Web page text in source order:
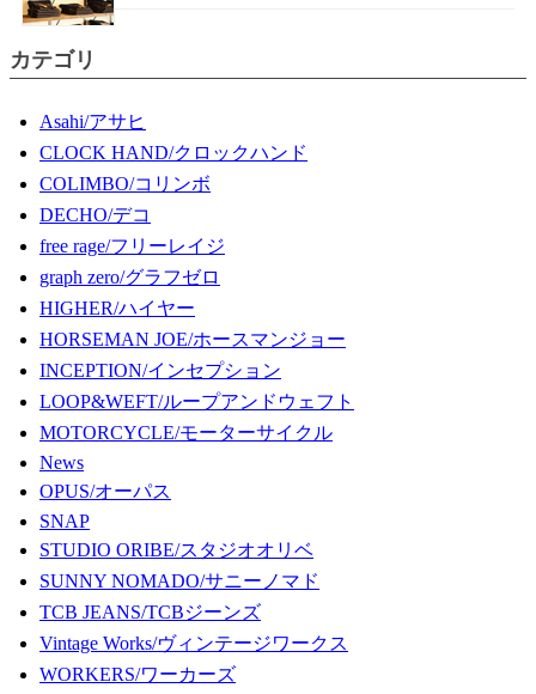
カテゴリ
Asahi/アサヒ
CLOCK HAND/クロックハンド
COLIMBO/コリンボ
DECHO/デコ
free rage/フリーレイジ
graph zero/グラフゼロ
HIGHER/ハイヤー
HORSEMAN JOE/ホースマンジョー
INCEPTION/インセプション
LOOP&WEFT/ループアンドウェフト
MOTORCYCLE/モーターサイクル
News
OPUS/オーパス
SNAP
STUDIO ORIBE/スタジオオリベ
SUNNY NOMADO/サニーノマド
TCB JEANS/TCBジーンズ
Vintage Works/ヴィンテージワークス
WORKERS/ワーカーズ